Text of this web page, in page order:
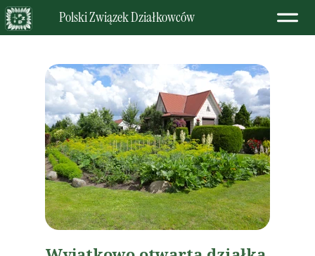
Polski Związek Działkowców